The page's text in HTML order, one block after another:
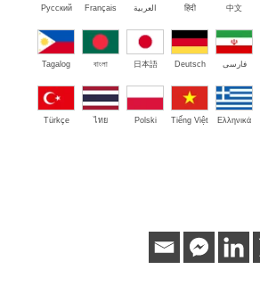
中文
हिंदी العربية Français
Русский
فارسی Deutsch
日本語
বাংলা
Tagalog
Ελληνικά
Tiếng Việt
Polski
ไทย
Türkçe